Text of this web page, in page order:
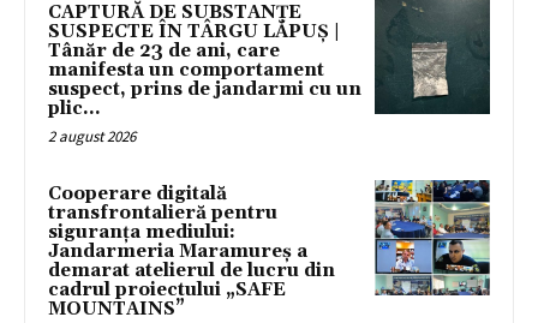
CAPTURĂ DE SUBSTANȚE
SUSPECTE ÎN TÂRGU LĂPUȘ |
Tânăr de 23 de ani, care
manifesta un comportament
suspect, prins de jandarmi cu un
plic...
2 august 2026
Cooperare digitală
transfrontalieră pentru
siguranța mediului:
Jandarmeria Maramureș a
demarat atelierul de lucru din
cadrul proiectului „SAFE
MOUNTAINS”